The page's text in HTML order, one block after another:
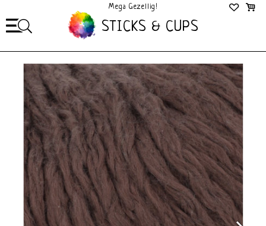
Mega Gezellig!
STICKS & CUPS